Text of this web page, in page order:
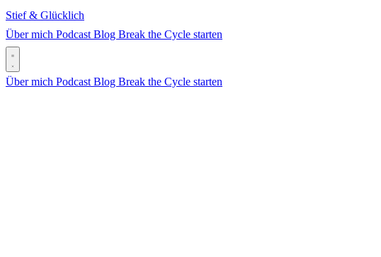
Stief & Glücklich
Über mich Podcast Blog Break the Cycle starten
Über mich Podcast Blog Break the Cycle starten